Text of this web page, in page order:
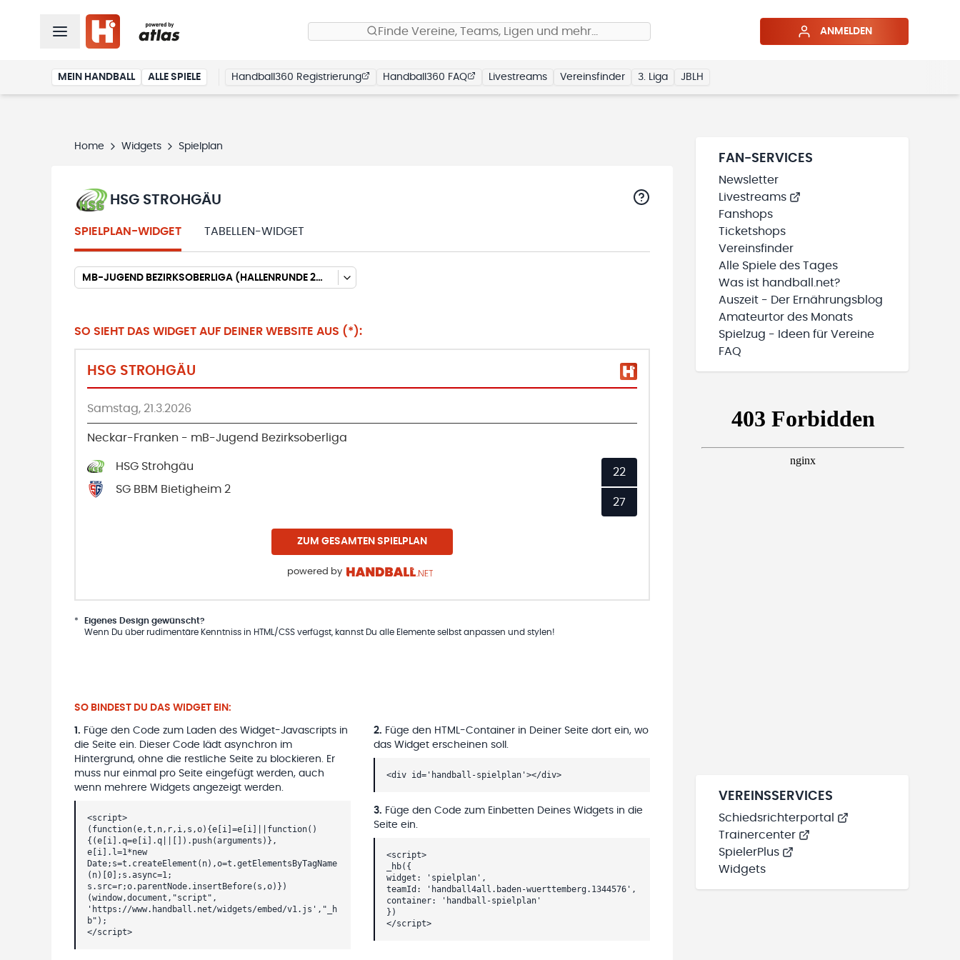
Finde Vereine, Teams, Ligen und mehr… ANMELDEN
MEIN HANDBALL ALLE SPIELE Handball360 Registrierung Handball360 FAQ Livestreams Vereinsfinder 3. Liga JBLH
Home Widgets Spielplan
HSG STROHGÄU
SPIELPLAN-WIDGET TABELLEN-WIDGET
MB-JUGEND BEZIRKSOBERLIGA (HALLENRUNDE 2025/2026)
SO SIEHT DAS WIDGET AUF DEINER WEBSITE AUS (*):
HSG STROHGÄU
Samstag, 21.3.2026
Neckar-Franken - mB-Jugend Bezirksoberliga
HSG Strohgäu
SG BBM Bietigheim 2
22
27
ZUM GESAMTEN SPIELPLAN
powered by
*
Eigenes Design gewünscht?
Wenn Du über rudimentäre Kenntniss in HTML/CSS verfügst, kannst Du alle Elemente selbst anpassen und stylen!
SO BINDEST DU DAS WIDGET EIN:
1 . Füge den Code zum Laden des Widget-Javascripts in
die Seite ein. Dieser Code lädt asynchron im
Hintergrund, ohne die restliche Seite zu blockieren. Er
muss nur einmal pro Seite eingefügt werden, auch
wenn mehrere Widgets angezeigt werden.
<script>
(function(e,t,n,r,i,s,o){e[i]=e[i]||function()
{(e[i].q=e[i].q||[]).push(arguments)},
e[i].l=1*new
Date;s=t.createElement(n),o=t.getElementsByTagName
(n)[0];s.async=1;
s.src=r;o.parentNode.insertBefore(s,o)})
(window,document,"script",
'https://www.handball.net/widgets/embed/v1.js',"_h
b");
</script>
2. Füge den HTML-Container in Deiner Seite dort ein, wo
das Widget erscheinen soll.
<div id='handball-spielplan'></div>
3. Füge den Code zum Einbetten Deines Widgets in die
Seite ein.
<script>
_hb({
widget: 'spielplan',
teamId: 'handball4all.baden-wuerttemberg.1344576',
container: 'handball-spielplan'
})
</script>
FAN-SERVICES
Newsletter
Livestreams
Fanshops
Ticketshops
Vereinsfinder
Alle Spiele des Tages
Was ist handball.net?
Auszeit - Der Ernährungsblog
Amateurtor des Monats
Spielzug - Ideen für Vereine
FAQ
VEREINSSERVICES
Schiedsrichterportal
Trainercenter
SpielerPlus
Widgets